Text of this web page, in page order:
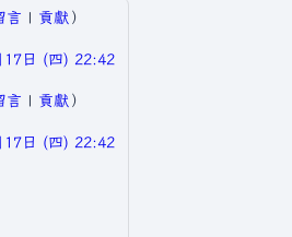
言 | 貢獻 ）
17日 (四) 22:42
言 | 貢獻 ）
17日 (四) 22:42